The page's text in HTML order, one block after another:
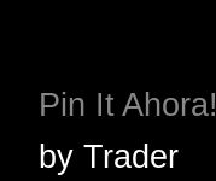
Pin It Ahora!
by Trader